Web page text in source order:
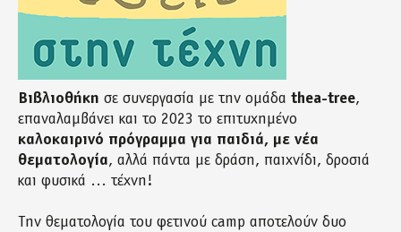
Βιβλιοθήκη σε συνεργασία με την ομάδα thea-tree,
επαναλαμβάνει και το 2023 το επιτυχημένο
καλοκαιρινό πρόγραμμα για παιδιά, με νέα
θεματολογία, αλλά πάντα με δράση, παιχνίδι, δροσιά
και φυσικά … τέχνη!
Την θεματολογία του φετινού camp αποτελούν δυο